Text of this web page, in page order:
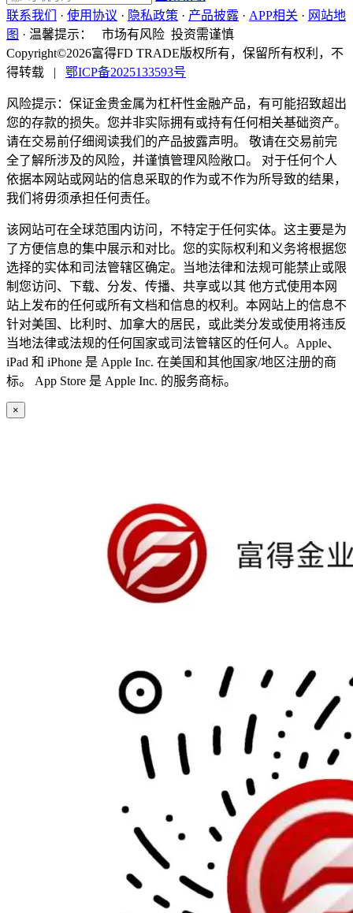
联系我们
· 使用协议 · 隐私政策 · 产品披露 · APP相关 · 网站地
图 · 温馨提示：
市场有风险 投资需谨慎
Copyright©2026富得FD TRADE版权所有，保留所有权利，不
得转载
| 鄂ICP备2025133593号
风险提示：保证金贵金属为杠杆性金融产品，有可能招致超出
您的存款的损失。您并非实际拥有或持有任何相关基础资产。
请在交易前仔细阅读我们的产品披露声明。 敬请在交易前完
全了解所涉及的风险，并谨慎管理风险敞口。 对于任何个人
依据本网站或网站的信息采取的作为或不作为所导致的结果，
我们将毋须承担任何责任。
该网站可在全球范围内访问，不特定于任何实体。这主要是为
了方便信息的集中展示和对比。您的实际权利和义务将根据您
选择的实体和司法管辖区确定。当地法律和法规可能禁止或限
制您访问、下载、分发、传播、共享或以其 他方式使用本网
站上发布的任何或所有文档和信息的权利。本网站上的信息不
针对美国、比利时、加拿大的居民，或此类分发或使用将违反
当地法律或法规的任何国家或司法管辖区的任何人。Apple、
iPad 和 iPhone 是 Apple Inc. 在美国和其他国家/地区注册的商
标。 App Store 是 Apple Inc. 的服务商标。
×